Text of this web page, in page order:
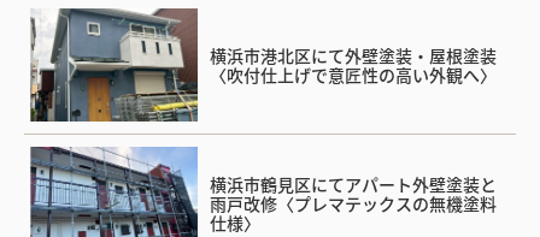
横浜市港北区にて外壁塗装・屋根塗装
〈吹付仕上げで意匠性の高い外観へ〉
横浜市鶴見区にてアパート外壁塗装と
雨戸改修〈プレマテックスの無機塗料
仕様〉